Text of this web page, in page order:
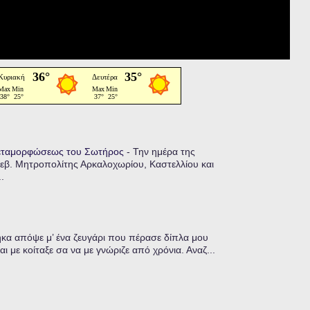
του Σωτήρος - Την ημέρα της
Μητροπολίτης Αρκαλοχωρίου, Καστελλίου και
απόψε μ’ ένα ζευγάρι που πέρασε δίπλα μου
με κοίταξε σα να με γνώριζε από χρόνια. Αναζ...